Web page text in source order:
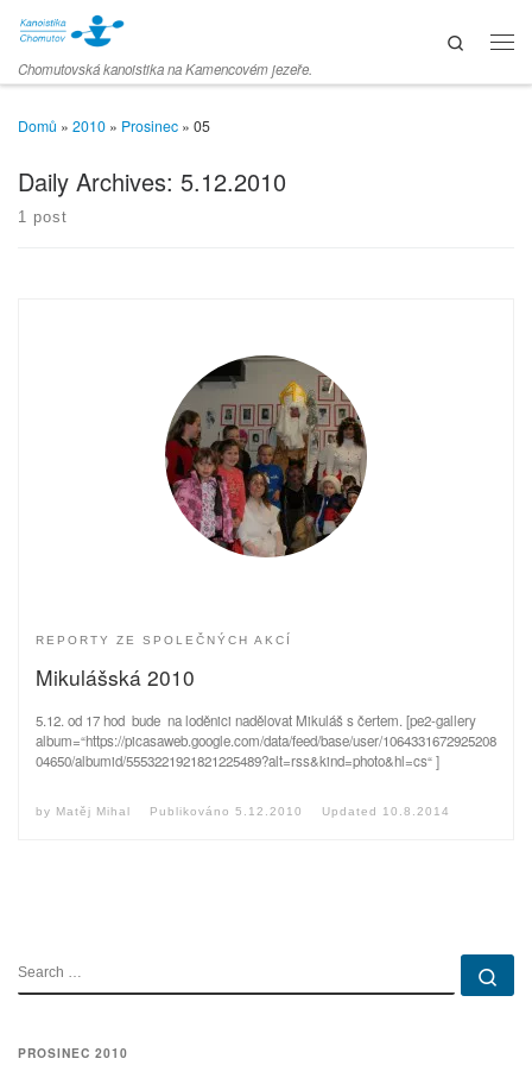
Skip to content
Chomutovská kanoistika na Kamencovém jezeře.
Search
Domů » 2010 » Prosinec » 05
Daily Archives: 5.12.2010
1 post
REPORTY ZE SPOLEČNÝCH AKCÍ
Mikulášská 2010
5.12. od 17 hod bude na loděnici nadělovat Mikuláš s čertem. [pe2-gallery
album=“https://picasaweb.google.com/data/feed/base/user/1064331672925208
04650/albumid/5553221921821225489?alt=rss&kind=photo&hl=cs“ ]
by Matěj Mihal Publikováno 5.12.2010 Updated 10.8.2014
SEARCH
PROSINEC 2010